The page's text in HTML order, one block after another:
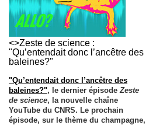
<>Zeste de science :
"Qu’entendait donc l’ancêtre des
baleines?"
"Qu’entendait donc l’ancêtre des
baleines?", le dernier épisodeZeste
de science, la nouvelle chaîne
YouTube du CNRS. Le prochain
épisode, sur le thème du champagne,